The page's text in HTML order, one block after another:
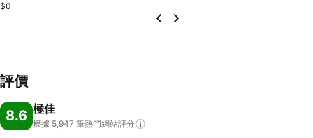
$0
評價
8.6 極佳
根據 5,947 筆熱門網站評分